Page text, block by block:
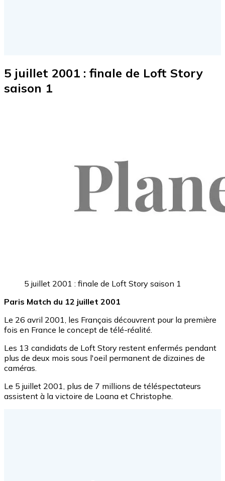
5 juillet 2001 : finale de Loft Story
saison 1
5 juillet 2001 : finale de Loft Story saison 1
Paris Match du 12 juillet 2001
Le 26 avril 2001, les Français découvrent pour la première
fois en France le concept de télé-réalité.
Les 13 candidats de Loft Story restent enfermés pendant
plus de deux mois sous l'oeil permanent de dizaines de
caméras.
Le 5 juillet 2001, plus de 7 millions de téléspectateurs
assistent à la victoire de Loana et Christophe.